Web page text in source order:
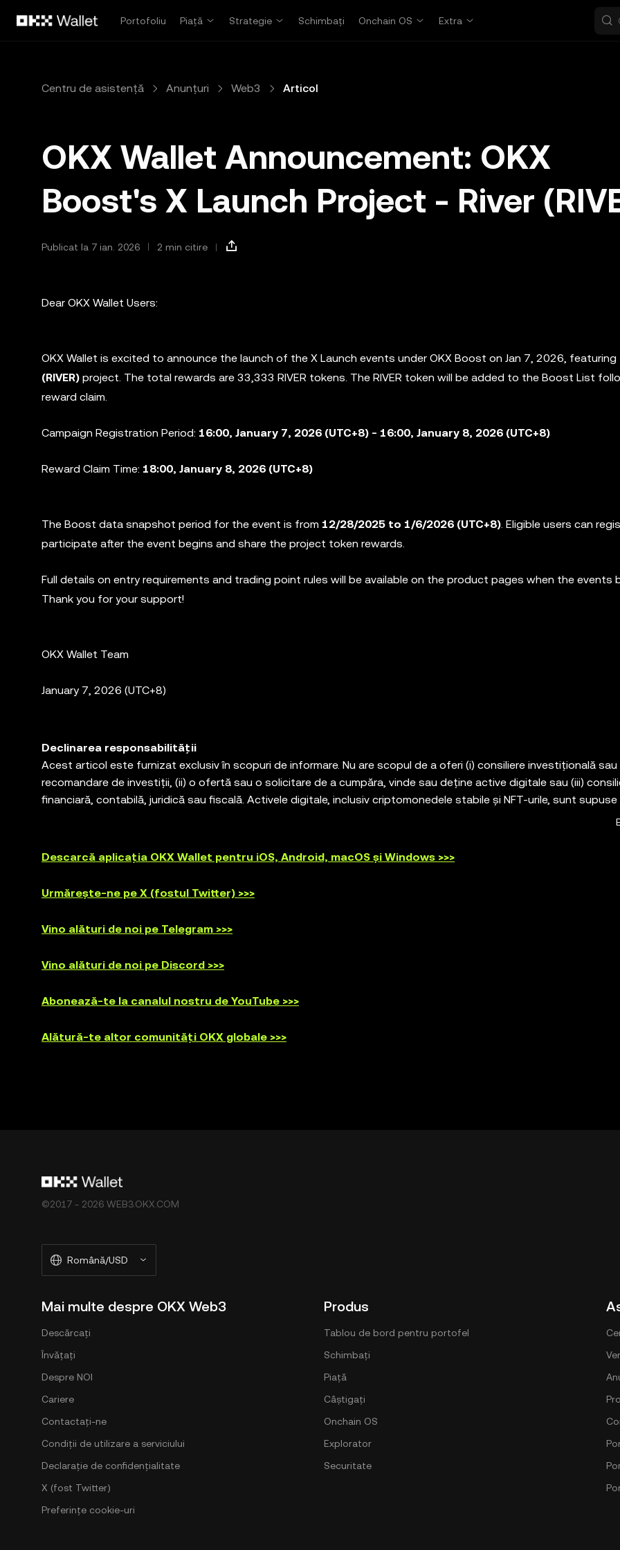
Portofoliu
Piață Strategie Schimbați Onchain OS Extra
Centru de asistență Anunțuri Web3 Articol
OKX Wallet Announcement: OKX
Boost's X Launch Project - River
Publicat la 7 ian. 2026 2 min citire
Dear OKX Wallet Users:
OKX Wallet is excited to announce the launch of the X Launch events under OKX Boost on Jan 7, 2026, featuring
(RIVER) project. The total rewards are 33,333 RIVER tokens. The RIVER token will be added to the Boost List
reward claim.
Campaign Registration Period: 16:00, January 7, 2026 (UTC+8) - 16:00, January 8, 2026 (UTC+8)
Reward Claim Time: 18:00, January 8, 2026 (UTC+8)
The Boost data snapshot period for the event is from 12/28/2025 to 1/6/2026 (UTC+8). Eligible users can
participate after the event begins and share the project token rewards.
Full details on entry requirements and trading point rules will be available on the product pages when the events
Thank you for your support!
OKX Wallet Team
January 7, 2026 (UTC+8)
Declinarea responsabilității
Acest articol este furnizat exclusiv în scopuri de informare. Nu are scopul de a oferi (i) consiliere investițională sau
recomandare de investiții, (ii) o ofertă sau o solicitare de a cumpăra, vinde sau deține active digitale sau (iii)
financiară, contabilă, juridică sau fiscală. Activele digitale, inclusiv criptomonedele stabile și NFT-urile, sunt supuse
Web3 Wallet este doar un serviciu software de portofel cu auto-custodie care vă permite să descoperiți și să
produsele sunt disponibile în toate regiunile. Portofoliul OKX Web3 și serviciile sale auxiliare nu sunt oferite de
fac obiectul [Condițiilor de utilizare a serviciului ecosistemului OKX Web3](
Descarcă aplicația OKX Wallet pentru iOS, Android, macOS și Windows >>>
Urmărește-ne pe X (fostul Twitter) >>>
Vino alături de noi pe Telegram >>>
Vino alături de noi pe Discord >>>
Abonează-te la canalul nostru de YouTube >>>
Alătură-te altor comunități OKX globale >>>
©2017 - 2026 WEB3.OKX.COM
Română/USD
Mai multe despre OKX Web3
Descărcați
Învățați
Despre NOI
Cariere
Contactați-ne
Condiții de utilizare a serviciului
Declarație de confidențialitate
X (fost Twitter)
Preferințe cookie-uri
Produs
Tablou de bord pentru portofel
Schimbați
Piață
Câștigați
Onchain OS
Explorator
Securitate